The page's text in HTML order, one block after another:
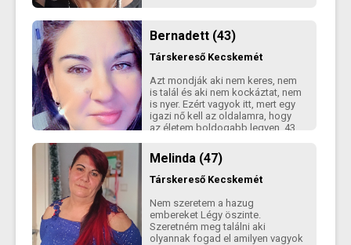
Bernadett (43)
Társkereső Kecskemét
Azt mondják aki nem keres, nem
is talál és aki nem kockáztat, nem
is nyer. Ezért vagyok itt, mert egy
igazi nő kell az oldalamra, hogy
az életem boldogabb legyen. 43
Elegem van az egy éjszakás
kalandokból. Itt az ideje az
igazinak! Tudnál szeretni egy
pozitív gondolkodású, 166 cm
magas nőt? Ez vagyok én!
Melinda (47)
Társkereső Kecskemét
Nem szeretem a hazug
embereket Légy öszinte.
Szeretném meg találni aki
olyannak fogad el amilyen vagyok